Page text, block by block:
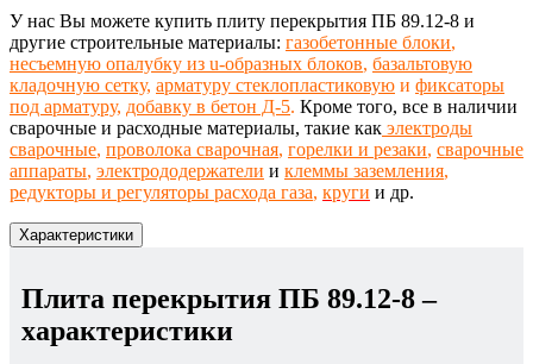
У нас Вы можете купить плиту перекрытия ПБ 89.12-8 и
другие строительные материалы: газобетонные блоки,
несъемную опалубку из u-образных блоков, базальтовую
кладочную сетку, арматуру стеклопластиковую и фиксаторы
под арматуру, добавку в бетон Д-5. Кроме того, все в наличии
сварочные и расходные материалы, такие как электроды
сварочные, проволока сварочная, горелки и резаки, сварочные
аппараты, электрододержатели и клеммы заземления,
редукторы и регуляторы расхода газа, круги и др.
Характеристики
Плита перекрытия ПБ 89.12-8–
характеристики